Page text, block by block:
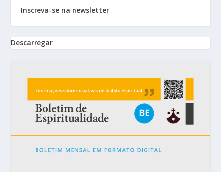
Inscreva-se na newsletter
Descarregar